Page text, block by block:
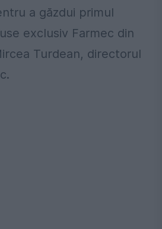
a găzdui primul
exclusiv Farmec din
Turdean, directorul